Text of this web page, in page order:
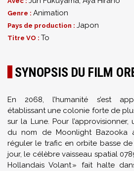
Genre : Animation
Pays de production : Japon
Titre VO : To
SYNOPSIS DU FILM
En 2068, l’humanité s’est
établissant une colonie forte de
sur la Lune. Pour
du nom de Moonlight Bazooka
réguler le trafic en orbite basse de
jour, le célèbre vaisseau spatial
Hollandais Volant » fait halte